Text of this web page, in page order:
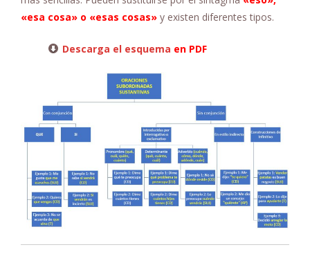
«esa cosa» o «esas cosas» y existen diferentes tipos.
Descarga el esquema en PDF